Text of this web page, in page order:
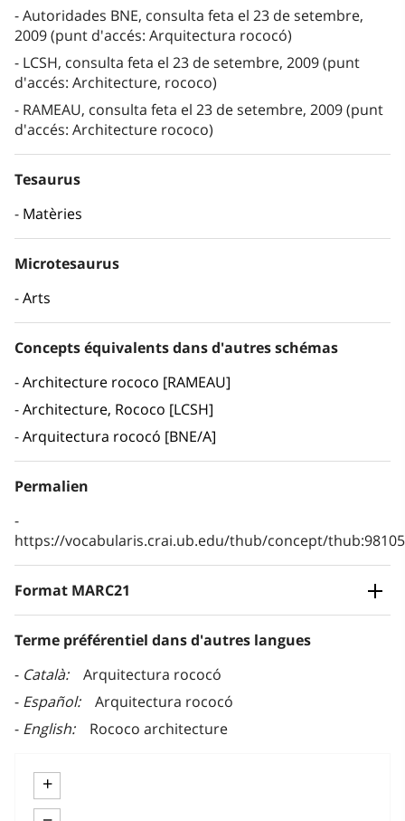
Autoridades BNE, consulta feta el 23 de setembre,
2009 (punt d'accés: Arquitectura rococó)
LCSH, consulta feta el 23 de setembre, 2009 (punt
d'accés: Architecture, rococo)
RAMEAU, consulta feta el 23 de setembre, 2009 (punt
d'accés: Architecture rococo)
Tesaurus
Matèries
Microtesaurus
Arts
Concepts équivalents dans d'autres schémas
Architecture rococo [RAMEAU]
Architecture, Rococo [LCSH]
Arquitectura rococó [BNE/A]
Permalien
https://vocabularis.crai.ub.edu/thub/concept/
Format MARC21
Terme préférentiel dans d'autres langues
Català
Arquitectura rococó
Español
Arquitectura rococó
English
Rococo architecture
+